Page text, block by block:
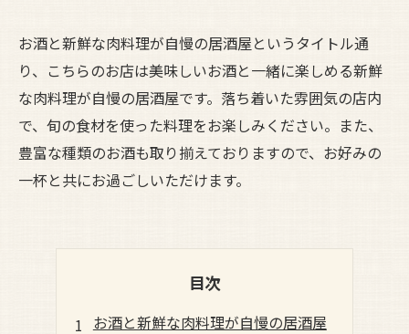
お酒と新鮮な肉料理が自慢の居酒屋というタイトル通
り、こちらのお店は美味しいお酒と一緒に楽しめる新鮮
な肉料理が自慢の居酒屋です。落ち着いた雰囲気の店内
で、旬の食材を使った料理をお楽しみください。また、
豊富な種類のお酒も取り揃えておりますので、お好みの
一杯と共にお過ごしいただけます。
目次
お酒と新鮮な肉料理が自慢の居酒屋